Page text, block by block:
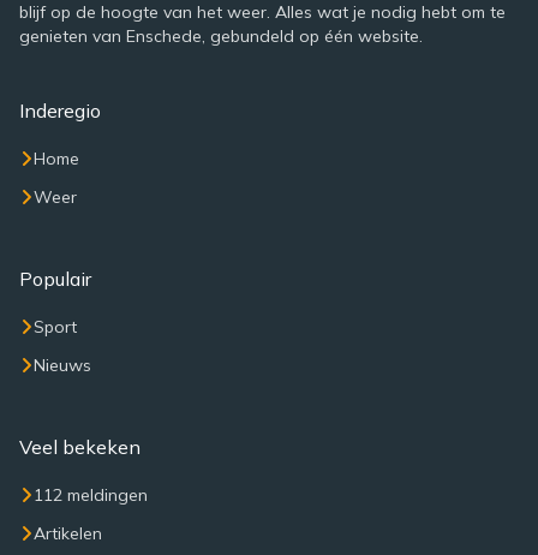
blijf op de hoogte van het weer. Alles wat je nodig hebt om te
genieten van Enschede, gebundeld op één website.
Inderegio
Home
Weer
Populair
Sport
Nieuws
Veel bekeken
112 meldingen
Artikelen